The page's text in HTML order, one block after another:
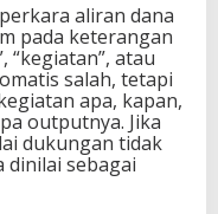
aliran dana
pada keterangan
“kegiatan”, atau
salah, tetapi
apa, kapan,
outputnya. Jika
dukungan tidak
dinilai sebagai